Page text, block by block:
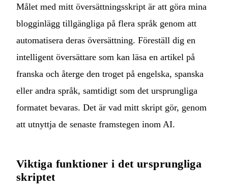
Målet med mitt översättningsskript är att göra mina
blogginlägg tillgängliga på flera språk genom att
automatisera deras översättning. Föreställ dig en
intelligent översättare som kan läsa en artikel på
franska och återge den troget på engelska, spanska
eller andra språk, samtidigt som det ursprungliga
formatet bevaras. Det är vad mitt skript gör, genom
att utnyttja de senaste framstegen inom AI.
Viktiga funktioner i det ursprungliga
skriptet